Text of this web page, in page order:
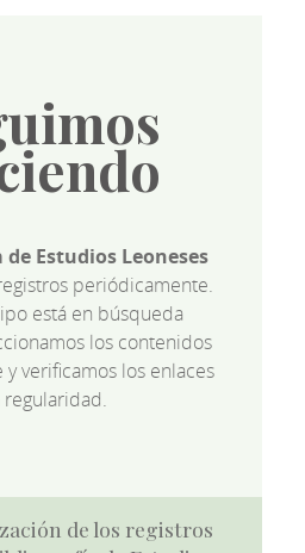
Estudios Leoneses
periódicamente.
está en búsqueda
los contenidos
verificamos los enlaces
regularidad.
de los registros